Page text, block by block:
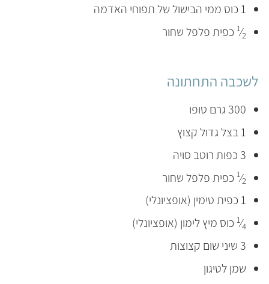
1 כוס ממי הבישול של תפוחי האדמה
1⁄2 כפית פלפל שחור
לשכבה התחתונה
300 גרם טופו
1 בצל גדול קצוץ
3 כפות רוטב סויה
1⁄2 כפית פלפל שחור
1 כפית טימין (אופציונלי)
1⁄4 כוס מיץ לימון (אופציונלי)
3 שיני שום קצוצות
שמן לטיגון